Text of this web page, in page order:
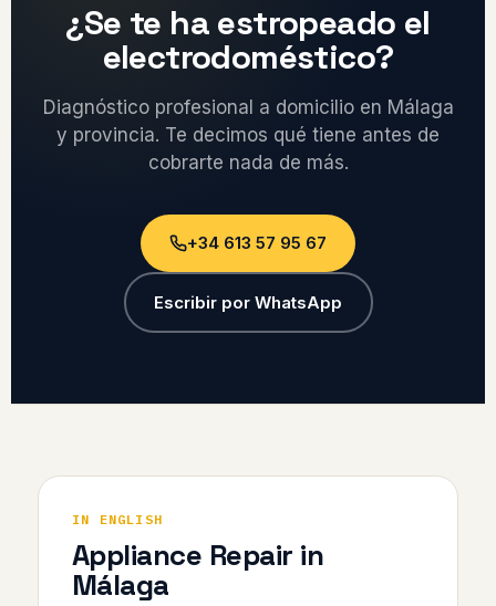
¿Se te ha estropeado el
electrodoméstico?
Diagnóstico profesional a domicilio en Málaga
y provincia. Te decimos qué tiene antes de
cobrarte nada de más.
+34 613 57 95 67
Escribir por WhatsApp
IN ENGLISH
Appliance Repair in
Málaga